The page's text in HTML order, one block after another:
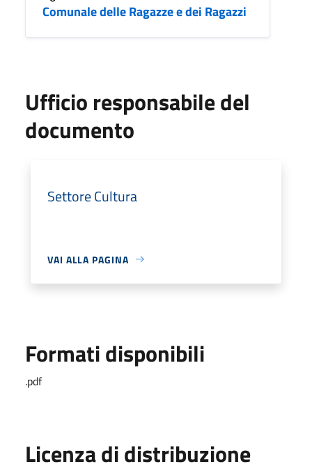
Comunale delle Ragazze e dei Ragazzi
Ufficio responsabile del
documento
Settore Cultura
VAI ALLA PAGINA
Formati disponibili
.pdf
Licenza di distribuzione